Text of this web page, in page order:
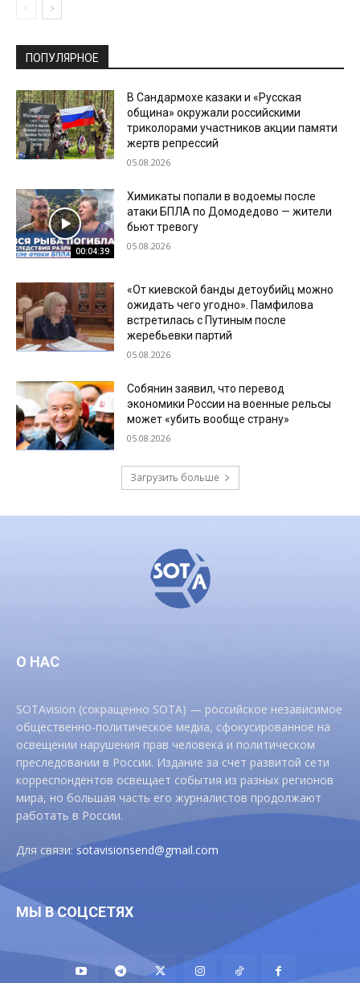
ПОПУЛЯРНОЕ
В Сандармохе казаки и «Русская
община» окружали российскими
триколорами участников акции памяти
жертв репрессий
05.08.2026
00:04:39
Химикаты попали в водоемы после
атаки БПЛА по Домодедово — жители
бьют тревогу
05.08.2026
«От киевской банды детоубийц можно
ожидать чего угодно». Памфилова
встретилась с Путиным после
жеребьевки партий
05.08.2026
Собянин заявил, что перевод
экономики России на военные рельсы
может «убить вообще страну»
05.08.2026
Загрузить больше
О НАС
SOTAvision (сокращенно SOTA) — российское независимое
общественно-политическое медиа, сфокусированное на
освещении нарушения прав человека и политическом
преследовании в России. Издание за счет развитой сети
корреспондентов освещает события из разных регионов
мира, но большая часть его журналистов продолжают
работать в России.
Для связи:sotavisionsend@gmail.com
МЫ В СОЦСЕТЯХ